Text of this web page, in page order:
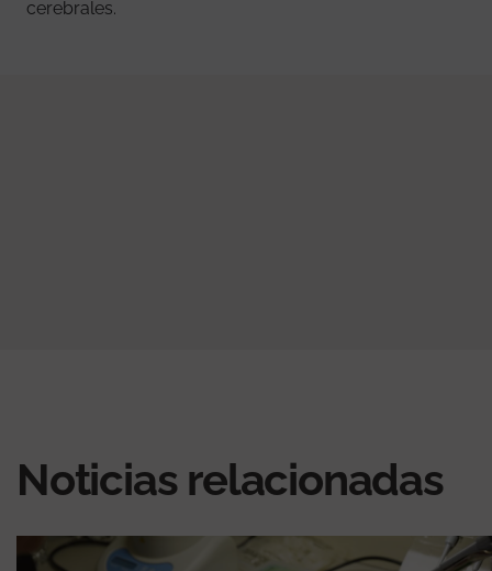
cerebrales.
Noticias relacionadas